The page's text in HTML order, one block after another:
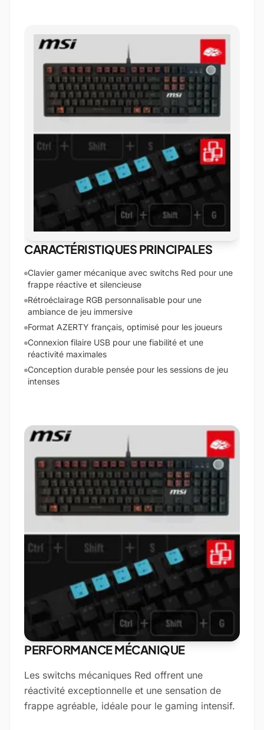
CARACTÉRISTIQUES PRINCIPALES
Clavier gamer mécanique avec switchs Red pour une
frappe réactive et silencieuse
Rétroéclairage RGB personnalisable pour une
ambiance de jeu immersive
Format AZERTY français, optimisé pour les joueurs
Connexion filaire USB pour une fiabilité et une
réactivité maximales
Conception durable pensée pour les sessions de jeu
intenses
PERFORMANCE MÉCANIQUE
Les switchs mécaniques Red offrent une
réactivité exceptionnelle et une sensation de
frappe agréable, idéale pour le gaming intensif.